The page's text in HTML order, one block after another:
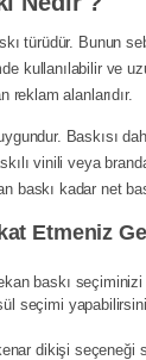
türüdür. Bunun
kullanılabilir ve
reklam alanlarıdır.
Baskısı
vinili veya
baskı kadar net
Etmeniz
baskı
seçimi
dikişi seçeneği